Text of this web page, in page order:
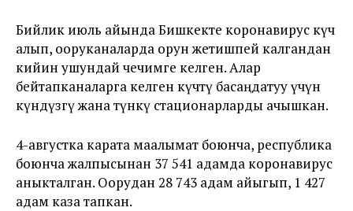
Бийлик июль айында Бишкекте коронавирус күч
алып, ооруканаларда орун жетишпей калгандан
кийин ушундай чечимге келген. Алар
бейтапканаларга келген күчтү басаңдатуу үчүн
күндүзгү жана түнкү стационарларды ачышкан.
4-августка карата маалымат боюнча, республика
боюнча жалпысынан 37 541 адамда коронавирус
аныкталган. Оорудан 28 743 адам айыгып, 1 427
адам каза тапкан.